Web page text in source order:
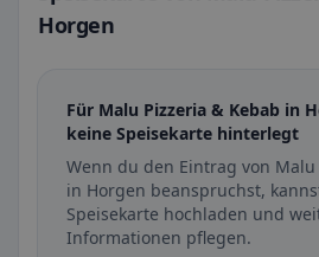
Horgen
Für Malu Pizzeria & Kebab in
keine Speisekarte hinterlegt
Wenn du den Eintrag von Malu
in Horgen beanspruchst,
Speisekarte hochladen und
Informationen pflegen.